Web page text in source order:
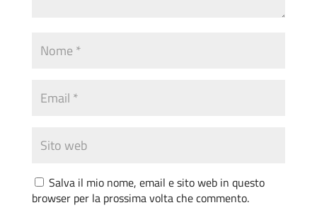
Salva il mio nome, email e sito web in questo
browser per la prossima volta che commento.